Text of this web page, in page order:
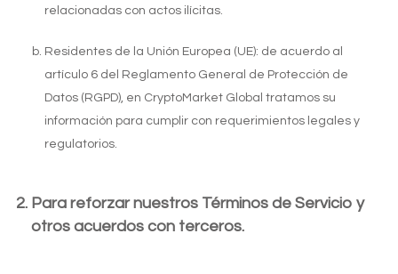
relacionadas con actos ilícitas.
Residentes de la Unión Europea (UE): de acuerdo al
artículo 6 del Reglamento General de Protección de
Datos (RGPD), en CryptoMarket Global tratamos su
información para cumplir con requerimientos legales y
regulatorios.
Para reforzar nuestros Términos de Servicio y
otros acuerdos con terceros.